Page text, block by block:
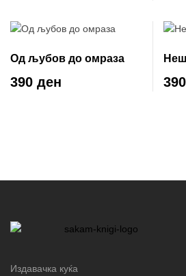
Од љубов до омраза
390 ден
Издавачка куќа